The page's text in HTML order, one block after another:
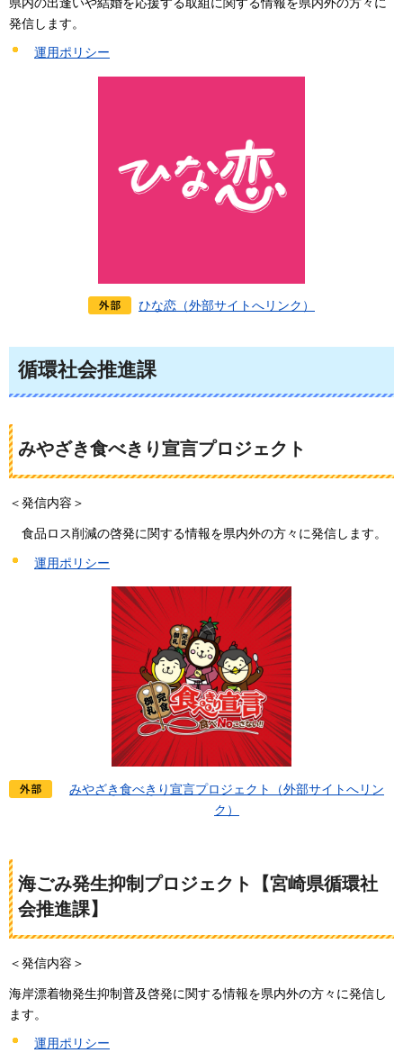
発信します。
運用ポリシー
ひな恋（外部サイトへリンク）
循環社会推進課
みやざき食べきり宣言プロジェクト
＜発信内容＞
食品ロス削減の啓発に関する情報を県内外の方々に発信します。
運用ポリシー
みやざき食べきり宣言プロジェクト（外部サイトへリン
ク）
海ごみ発生抑制プロジェクト【宮崎県循環社
会推進課】
＜発信内容＞
海岸漂着物発生抑制普及啓発に関する情報を県内外の方々に発信し
ます。
運用ポリシー